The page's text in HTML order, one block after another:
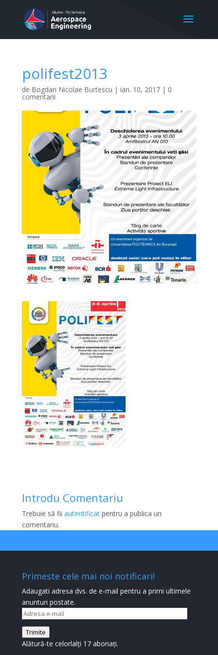
polifest2013
de Bogdan Nicolae Burtescu | ian. 10, 2017| 0
comentarii
Introdu Comentariu
Trebuie să fii autentificatpentru a publica un
comentariu.
Primeste cele mai noi notificari!
Adaugati adresa dvs. de e-mail pentru a primi ultimele
anunturi postate.
Adresa
e-
mail
Trimite
Alătură-te celorlalți 17 abonați.